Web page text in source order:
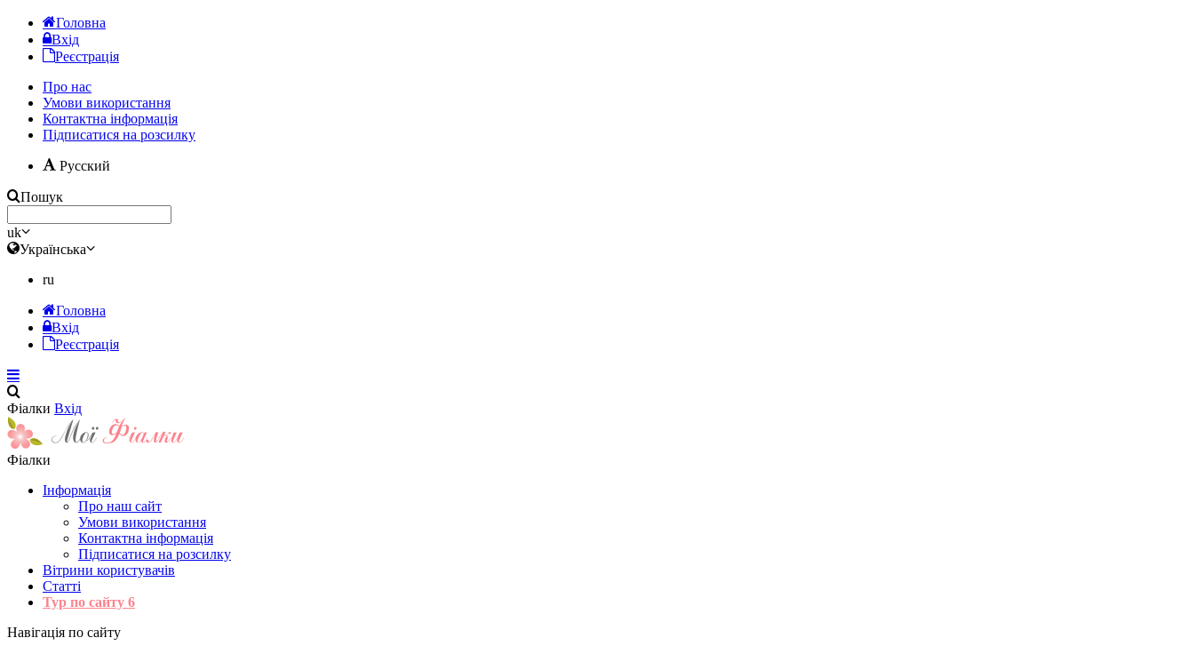
Головна
Вхід
Реєстрація
Про нас
Умови використання
Контактна інформація
Підписатися на розсилку
Русский
Пошук
uk
Українська
ru
Головна
Вхід
Реєстрація
Фіалки Вхід
Фіалки
Інформація
Про наш сайт
Умови використання
Контактна інформація
Підписатися на розсилку
Вітрини користувачів
Статті
Тур по сайту 6
Навігація по сайту